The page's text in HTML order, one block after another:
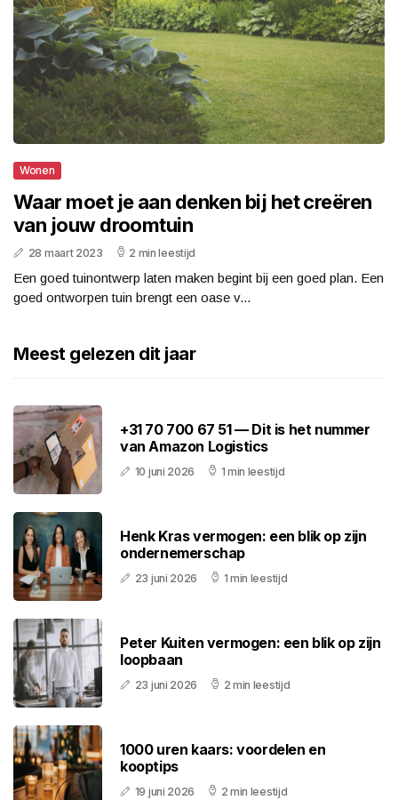
Wonen
Waar moet je aan denken bij het creëren
van jouw droomtuin
28 maart 2023 2 min leestijd
Een goed tuinontwerp laten maken begint bij een goed plan. Een
goed ontworpen tuin brengt een oase v...
Meest gelezen dit jaar
+31 70 700 67 51 — Dit is het nummer
van Amazon Logistics
10 juni 2026 1 min leestijd
Henk Kras vermogen: een blik op zijn
ondernemerschap
23 juni 2026 1 min leestijd
Peter Kuiten vermogen: een blik op zijn
loopbaan
23 juni 2026 2 min leestijd
1000 uren kaars: voordelen en
kooptips
19 juni 2026 2 min leestijd